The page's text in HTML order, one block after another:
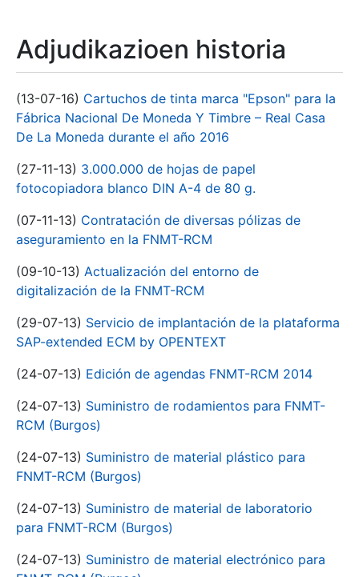
Adjudikazioen historia
(13-07-16) Cartuchos de tinta marca "Epson" para la
Fábrica Nacional De Moneda Y Timbre – Real Casa
De La Moneda durante el año 2016
(27-11-13) 3.000.000 de hojas de papel
fotocopiadora blanco DIN A-4 de 80 g.
(07-11-13) Contratación de diversas pólizas de
aseguramiento en la FNMT-RCM
(09-10-13) Actualización del entorno de
digitalización de la FNMT-RCM
(29-07-13) Servicio de implantación de la plataforma
SAP-extended ECM by OPENTEXT
(24-07-13) Edición de agendas FNMT-RCM 2014
(24-07-13) Suministro de rodamientos para FNMT-
RCM (Burgos)
(24-07-13) Suministro de material plástico para
FNMT-RCM (Burgos)
(24-07-13) Suministro de material de laboratorio
para FNMT-RCM (Burgos)
(24-07-13) Suministro de material electrónico para